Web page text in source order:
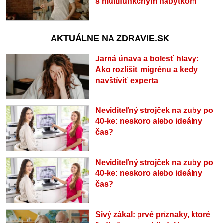
AKTUÁLNE NA ZDRAVIE.SK
Jarná únava a bolesť hlavy:
Ako rozlíšiť migrénu a kedy
navštíviť experta
Neviditeľný strojček na zuby po
40-ke: neskoro alebo ideálny
čas?
Neviditeľný strojček na zuby po
40-ke: neskoro alebo ideálny
čas?
Sivý zákal: prvé príznaky, ktoré